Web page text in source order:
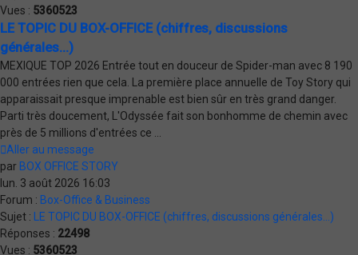
Vues : 5360523
LE TOPIC DU BOX-OFFICE (chiffres, discussions
générales...)
MEXIQUE TOP 2026 Entrée tout en douceur de Spider-man avec 8 190
000 entrées rien que cela. La première place annuelle de Toy Story qui
apparaissait presque imprenable est bien sûr en très grand danger.
Parti très doucement, L'Odyssée fait son bonhomme de chemin avec
près de 5 millions d'entrées ce ...
Aller au message
par BOX OFFICE STORY
lun. 3 août 2026 16:03
Forum : Box-Office & Business
Sujet :
LE TOPIC DU BOX-OFFICE (chiffres, discussions générales...)
Réponses : 22498
Vues : 5360523